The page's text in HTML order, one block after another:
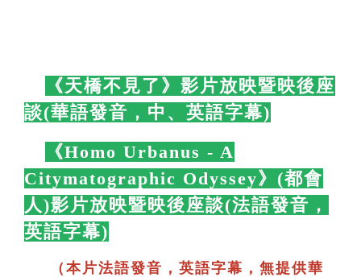
《天橋不見了》影片放映暨映後座
談(華語發音，中、英語字幕)
《Homo Urbanus - A
Citymatographic Odyssey》(都會
人)影片放映暨映後座談(法語發音，
英語字幕)
（本片法語發音，英語字幕，無提供華